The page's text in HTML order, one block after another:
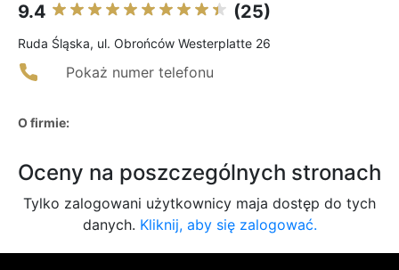
9.4 (25)
Ruda Śląska, ul. Obrońców Westerplatte 26
Pokaż numer telefonu
O firmie:
Oceny na poszczególnych stronach
Tylko zalogowani użytkownicy maja dostęp do tych
danych. Kliknij, aby się zalogować.